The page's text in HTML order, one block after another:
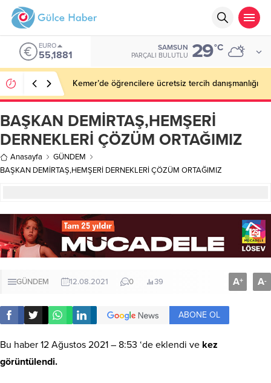
ALTIN
6.660,55
SAMSUN
PARÇALI BULUTLU 29°C
Van, Kuzey Irak turizm pazarına açılıyor
BAŞKAN DEMİRTAŞ,HEMŞERİ
DERNEKLERİ ÇÖZÜM ORTAĞIMIZ
Anasayfa
GÜNDEM
BAŞKAN DEMİRTAŞ,HEMŞERİ DERNEKLERİ ÇÖZÜM ORTAĞIMIZ
GÜNDEM 12.08.2021 0 39 A+ A-
ABONE OL
Bu haber 12 Ağustos 2021 – 8:53 ‘de eklendi ve kez
görüntülendi.